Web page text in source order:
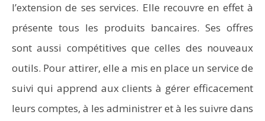
l’extension de ses services. Elle recouvre en effet à
présente tous les produits bancaires. Ses offres
sont aussi compétitives que celles des nouveaux
outils. Pour attirer, elle a mis en place un service de
suivi qui apprend aux clients à gérer efficacement
leurs comptes, à les administrer et à les suivre dans